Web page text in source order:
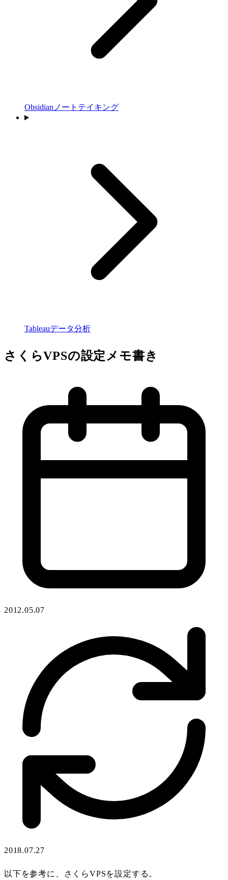
Obsidianノートテイキング
Tableauデータ分析
さくらVPSの設定メモ書き
2012.05.07
2018.07.27
以下を参考に、さくらVPSを設定する。